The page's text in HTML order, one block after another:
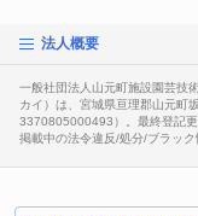
法人概要
一般社団法人山元町施設園芸技
カイ）は、宮城県亘理郡山元町
3370805000493）。最終登記
掲載中の法令違反/処分/ブラック